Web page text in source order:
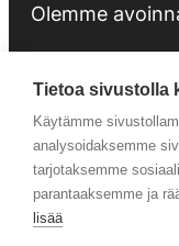
Olemme
Huolto
Tietoa sivustolla
Käytämme
analysoidaksemme
tarjotaksemme
parantaaksemme ja
lisää